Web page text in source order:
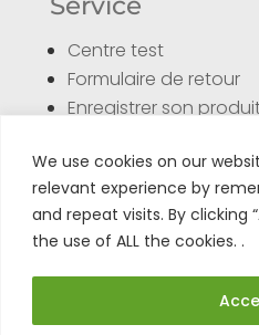
We use cookies on our
relevant experience by
and repeat visits. By clicking
the use of ALL the cookies. .
Centre test
Formulaire de retour
Enregistrer son